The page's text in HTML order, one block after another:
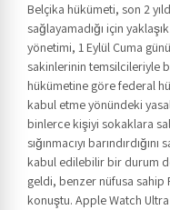
Belçika hükümeti, son 2
sağlayamadığı için
yönetimi, 1 Eylül Cuma
sakinlerinin temsilcileriyle
hükümetine göre federal
kabul etme yönündeki
binlerce kişiyi sokaklara
sığınmacıyı
kabul edilebilir bir durum
geldi, benzer nüfusa sahip
konuştu. Apple Watch